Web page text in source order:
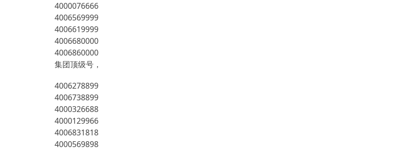
4000076666
4006569999
4006619999
4006680000
4006860000
集团顶级号，
4006278899
4006738899
4000326688
4000129966
4006831818
4000569898